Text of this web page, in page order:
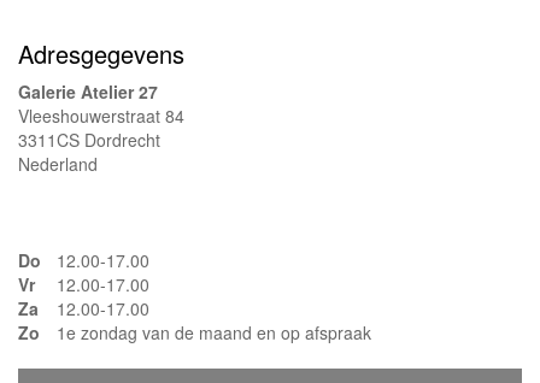
Adresgegevens
Galerie Atelier 27
Vleeshouwerstraat 84
3311CS Dordrecht
Nederland
Do
12.00-17.00
Vr
12.00-17.00
Za
12.00-17.00
Zo
1e zondag van de maand en op afspraak